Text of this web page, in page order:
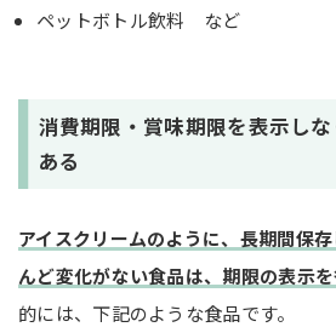
ペットボトル飲料 など
消費期限・賞味期限を表示し
ある
アイスクリームのように、長期間保
んど変化がない食品は、期限の表示
的には、下記のような食品です。